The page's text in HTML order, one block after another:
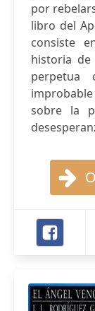
por
libro del
consiste
historia de
perpetua
sobre la